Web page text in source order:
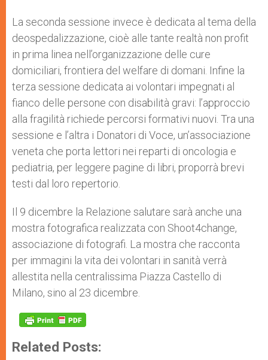
La seconda sessione invece è dedicata al tema della
deospedalizzazione, cioè alle tante realtà non profit
in prima linea nell’organizzazione delle cure
domiciliari, frontiera del welfare di domani. Infine la
terza sessione dedicata ai volontari impegnati al
fianco delle persone con disabilità gravi: l’approccio
alla fragilità richiede percorsi formativi nuovi. Tra una
sessione e l’altra i Donatori di Voce, un’associazione
veneta che porta lettori nei reparti di oncologia e
pediatria, per leggere pagine di libri, proporrà brevi
testi dal loro repertorio.
Il 9 dicembre la Relazione salutare sarà anche una
mostra fotografica realizzata con Shoot4change,
associazione di fotografi. La mostra che racconta
per immagini la vita dei volontari in sanità verrà
allestita nella centralissima Piazza Castello di
Milano, sino al 23 dicembre.
Related Posts: